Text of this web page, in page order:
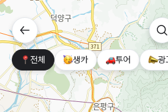
전체 생카 투어 광